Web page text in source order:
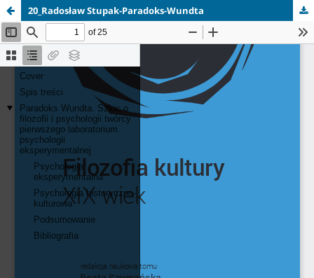
20_Radosław Stupak-Paradoks-Wundta